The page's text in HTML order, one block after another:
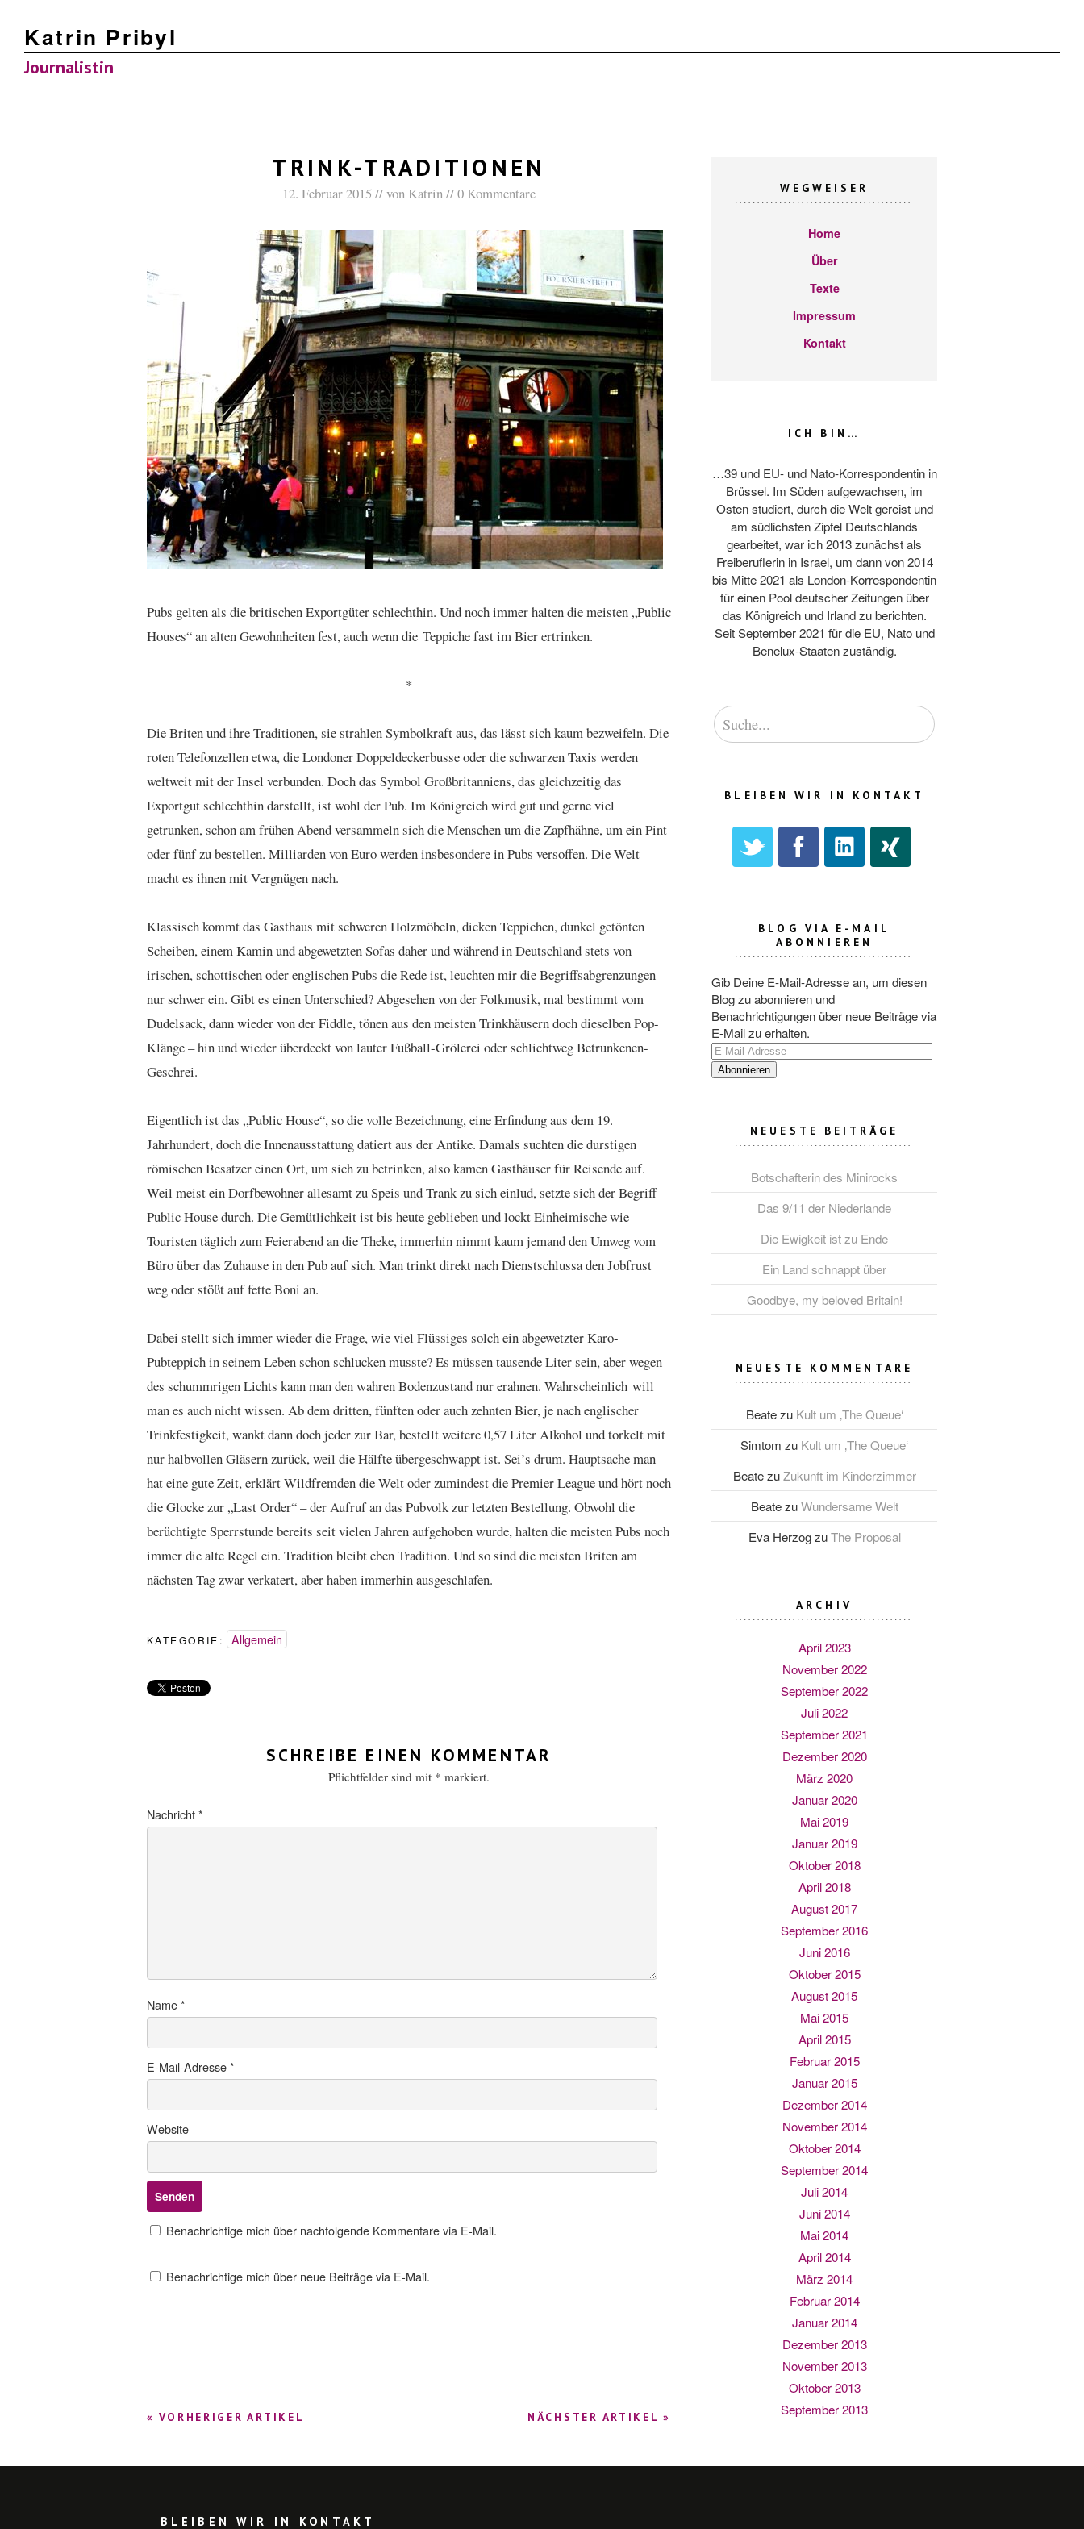
Katrin Pribyl
Journalistin
TRINK-TRADITIONEN
12. Februar 2015 von Katrin 0 Kommentare
Pubs gelten als die britischen Exportgüter schlechthin. Und noch immer halten die meisten „Public
Houses“ an alten Gewohnheiten fest, auch wenn die Teppiche fast im Bier ertrinken.
*
Die Briten und ihre Traditionen, sie strahlen Symbolkraft aus, das lässt sich kaum bezweifeln. Die
roten Telefonzellen etwa, die Londoner Doppeldeckerbusse oder die schwarzen Taxis werden
weltweit mit der Insel verbunden. Doch das Symbol Großbritanniens, das gleichzeitig das
Exportgut schlechthin darstellt, ist wohl der Pub. Im Königreich wird gut und gerne viel
getrunken, schon am frühen Abend versammeln sich die Menschen um die Zapfhähne, um ein Pint
oder fünf zu bestellen. Milliarden von Euro werden insbesondere in Pubs versoffen. Die Welt
macht es ihnen mit Vergnügen nach.
Klassisch kommt das Gasthaus mit schweren Holzmöbeln, dicken Teppichen, dunkel getönten
Scheiben, einem Kamin und abgewetzten Sofas daher und während in Deutschland stets von
irischen, schottischen oder englischen Pubs die Rede ist, leuchten mir die Begriffsabgrenzungen
nur schwer ein. Gibt es einen Unterschied? Abgesehen von der Folkmusik, mal bestimmt vom
Dudelsack, dann wieder von der Fiddle, tönen aus den meisten Trinkhäusern doch dieselben Pop-
Klänge – hin und wieder überdeckt von lauter Fußball-Grölerei oder schlichtweg Betrunkenen-
Geschrei.
Eigentlich ist das „Public House“, so die volle Bezeichnung, eine Erfindung aus dem 19.
Jahrhundert, doch die Innenausstattung datiert aus der Antike. Damals suchten die durstigen
römischen Besatzer einen Ort, um sich zu betrinken, also kamen Gasthäuser für Reisende auf.
Weil meist ein Dorfbewohner allesamt zu Speis und Trank zu sich einlud, setzte sich der Begriff
Public House durch. Die Gemütlichkeit ist bis heute geblieben und lockt Einheimische wie
Touristen täglich zum Feierabend an die Theke, immerhin nimmt kaum jemand den Umweg vom
Büro über das Zuhause in den Pub auf sich. Man trinkt direkt nach Dienstschlussa den Jobfrust
weg oder stößt auf fette Boni an.
Dabei stellt sich immer wieder die Frage, wie viel Flüssiges solch ein abgewetzter Karo-
Pubteppich in seinem Leben schon schlucken musste? Es müssen tausende Liter sein, aber wegen
des schummrigen Lichts kann man den wahren Bodenzustand nur erahnen. Wahrscheinlich will
man es auch nicht wissen. Ab dem dritten, fünften oder auch zehnten Bier, je nach englischer
Trinkfestigkeit, wankt dann doch jeder zur Bar, bestellt weitere 0,57 Liter Alkohol und torkelt mit
nur halbvollen Gläsern zurück, weil die Hälfte übergeschwappt ist. Sei’s drum. Hauptsache man
hat eine gute Zeit, erklärt Wildfremden die Welt oder zumindest die Premier League und hört noch
die Glocke zur „Last Order“ – der Aufruf an das Pubvolk zur letzten Bestellung. Obwohl die
berüchtigte Sperrstunde bereits seit vielen Jahren aufgehoben wurde, halten die meisten Pubs noch
immer die alte Regel ein. Tradition bleibt eben Tradition. Und so sind die meisten Briten am
nächsten Tag zwar verkatert, aber haben immerhin ausgeschlafen.
KATEGORIE: Allgemein
SCHREIBE EINEN KOMMENTAR
Pflichtfelder sind mit * markiert.
Nachricht*
Name*
E-Mail-Adresse*
Website
Benachrichtige mich über nachfolgende Kommentare via E-Mail.
Benachrichtige mich über neue Beiträge via E-Mail.
NÄCHSTER ARTIKEL »
« VORHERIGER ARTIKEL
WEGWEISER
Home
Über
Texte
Impressum
Kontakt
ICH BIN…
…39 und EU- und Nato-Korrespondentin in
Brüssel. Im Süden aufgewachsen, im
Osten studiert, durch die Welt gereist und
am südlichsten Zipfel Deutschlands
gearbeitet, war ich 2013 zunächst als
Freiberuflerin in Israel, um dann von 2014
bis Mitte 2021 als London-Korrespondentin
für einen Pool deutscher Zeitungen über
das Königreich und Irland zu berichten.
Seit September 2021 für die EU, Nato und
Benelux-Staaten zuständig.
BLEIBEN WIR IN KONTAKT
BLOG VIA E-MAIL
ABONNIEREN
Gib Deine E-Mail-Adresse an, um diesen
Blog zu abonnieren und
Benachrichtigungen über neue Beiträge via
E-Mail zu erhalten.
E-
Mail-
Adresse
NEUESTE BEITRÄGE
Botschafterin des Minirocks
Das 9/11 der Niederlande
Die Ewigkeit ist zu Ende
Ein Land schnappt über
Goodbye, my beloved Britain!
NEUESTE KOMMENTARE
Beatezu Kult um ‚The Queue‘
Simtom zu Kult um ‚The Queue‘
BeatezuZukunft im Kinderzimmer
BeatezuWundersame Welt
Eva HerzogzuThe Proposal
ARCHIV
April 2023
November 2022
September 2022
Juli 2022
September 2021
Dezember 2020
März 2020
Januar 2020
Mai 2019
Januar 2019
Oktober 2018
April 2018
August 2017
September 2016
Juni 2016
Oktober 2015
August 2015
Mai 2015
April 2015
Februar 2015
Januar 2015
Dezember 2014
November 2014
Oktober 2014
September 2014
Juli 2014
Juni 2014
Mai 2014
April 2014
März 2014
Februar 2014
Januar 2014
Dezember 2013
November 2013
Oktober 2013
September 2013
BLEIBEN WIR IN KONTAKT